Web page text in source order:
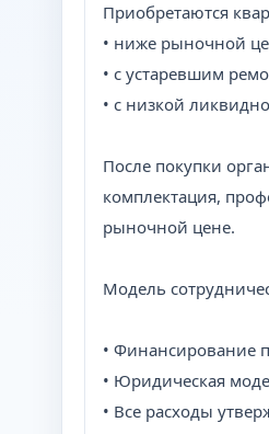
Приобретаются
• ниже рыночной
• с устаревшим
• с низкой
После покупки
комплектация,
рыночной цене.
Модель
• Финансирование
• Юридическая
• Все расходы